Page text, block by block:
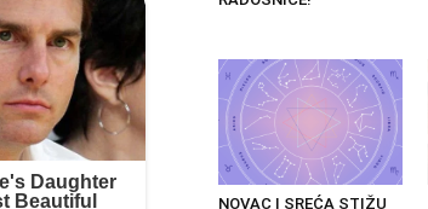
NOVAC I SREĆA STIŽU